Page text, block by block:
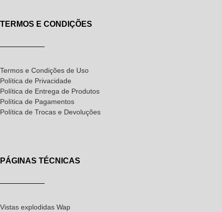
TERMOS E CONDIÇÕES
Termos e Condições de Uso
Política de Privacidade
Política de Entrega de Produtos
Política de Pagamentos
Política de Trocas e Devoluções
PÁGINAS TÉCNICAS
Vistas explodidas Wap